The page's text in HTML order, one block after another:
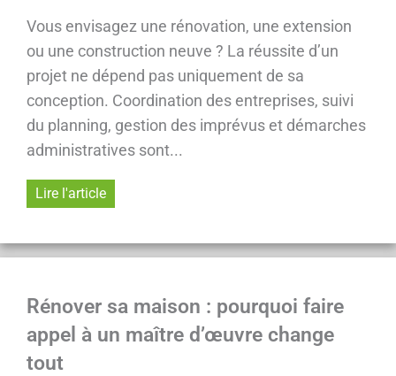
Vous envisagez une rénovation, une extension
ou une construction neuve ? La réussite d’un
projet ne dépend pas uniquement de sa
conception. Coordination des entreprises, suivi
du planning, gestion des imprévus et démarches
administratives sont...
Lire l'article
Rénover sa maison : pourquoi faire
appel à un maître d’œuvre change
tout